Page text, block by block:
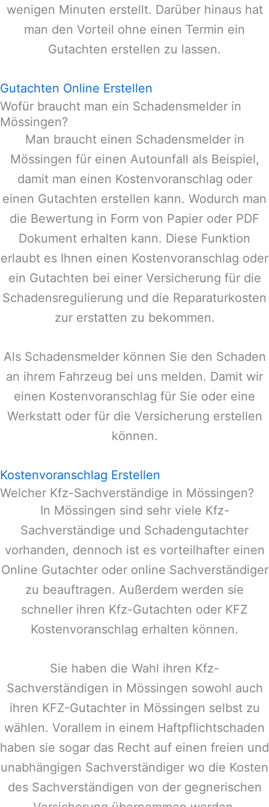
wenigen Minuten erstellt. Darüber hinaus hat
man den Vorteil ohne einen Termin ein
Gutachten erstellen zu lassen.
Gutachten Online Erstellen
Wofür braucht man ein Schadensmelder in
Mössingen?
Man braucht einen Schadensmelder in
Mössingen für einen Autounfall als Beispiel,
damit man einen Kostenvoranschlag oder
einen Gutachten erstellen kann. Wodurch man
die Bewertung in Form von Papier oder PDF
Dokument erhalten kann. Diese Funktion
erlaubt es Ihnen einen Kostenvoranschlag oder
ein Gutachten bei einer Versicherung für die
Schadensregulierung und die Reparaturkosten
zur erstatten zu bekommen.
Als Schadensmelder können Sie den Schaden
an ihrem Fahrzeug bei uns melden. Damit wir
einen Kostenvoranschlag für Sie oder eine
Werkstatt oder für die Versicherung erstellen
können.
Kostenvoranschlag Erstellen
Welcher Kfz-Sachverständige in Mössingen?
In Mössingen sind sehr viele Kfz-
Sachverständige und Schadengutachter
vorhanden, dennoch ist es vorteilhafter einen
Online Gutachter oder online Sachverständiger
zu beauftragen. Außerdem werden sie
schneller ihren Kfz-Gutachten oder KFZ
Kostenvoranschlag erhalten können.
Sie haben die Wahl ihren Kfz-
Sachverständigen in Mössingen sowohl auch
ihren KFZ-Gutachter in Mössingen selbst zu
wählen. Vorallem in einem Haftpflichtschaden
haben sie sogar das Recht auf einen freien und
unabhängigen Sachverständiger wo die Kosten
des Sachverständigen von der gegnerischen